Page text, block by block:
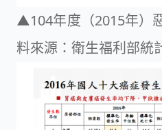
▲104年度（2015年）
料來源： 衛生福利部統